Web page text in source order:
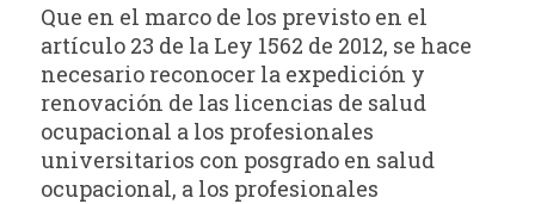
Que en el marco de los previsto en el
artículo 23 de la Ley 1562 de 2012, se hace
necesario reconocer la expedición y
renovación de las licencias de salud
ocupacional a los profesionales
universitarios con posgrado en salud
ocupacional, a los profesionales